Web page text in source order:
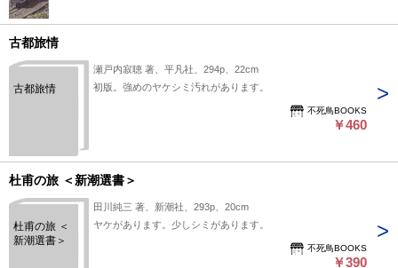
古都旅情
古都旅情
瀬戸内寂聴 著、平凡社、294p、22cm
初版。強めのヤケシミ汚れがあります。
不死鳥BOOKS
￥460
杜甫の旅 ＜新潮選書＞
杜甫の旅 ＜
新潮選書＞
田川純三 著、新潮社、293p、20cm
ヤケがあります。少しシミがあります。
不死鳥BOOKS
￥390